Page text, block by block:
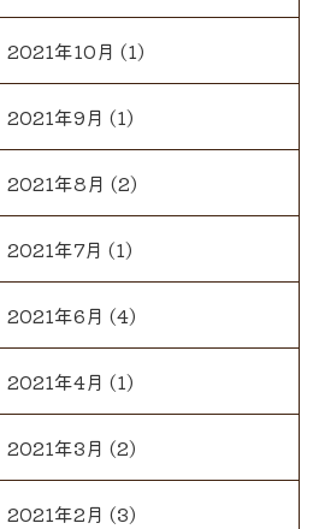
2021年10月 (1)
2021年9月 (1)
2021年8月 (2)
2021年7月 (1)
2021年6月 (4)
2021年4月 (1)
2021年3月 (2)
2021年2月 (3)